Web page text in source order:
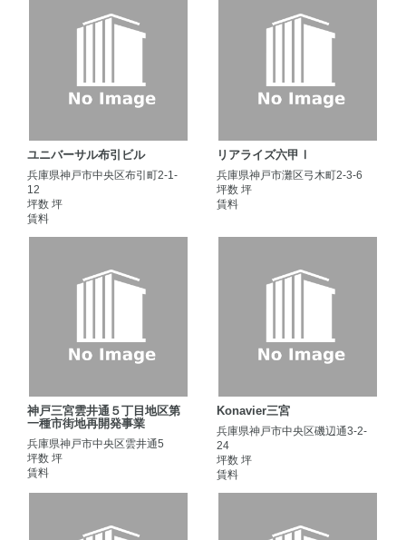
ユニバーサル布引ビル
兵庫県神戸市中央区布引町2-1-
12
坪数 坪
賃料
リアライズ六甲Ⅰ
兵庫県神戸市灘区弓木町2-3-6
坪数 坪
賃料
神戸三宮雲井通５丁目地区第
一種市街地再開発事業
兵庫県神戸市中央区雲井通5
坪数 坪
賃料
Konavier三宮
兵庫県神戸市中央区磯辺通3-2-
24
坪数 坪
賃料